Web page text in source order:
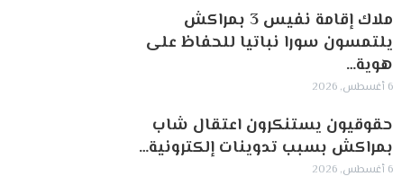
ملاك إقامة نفيس 3 بمراكش
يلتمسون سورا نباتيا للحفاظ على
هوية…
6 أغسطس, 2026
حقوقيون يستنكرون اعتقال شاب
بمراكش بسبب تدوينات إلكترونية…
6 أغسطس, 2026